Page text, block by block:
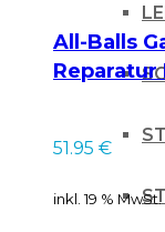
All-Balls
Reparatur
51.95 €
inkl. 19 % MwSt.